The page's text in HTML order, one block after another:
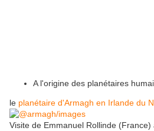
A l'origine des planétaires
le planétaire d'Armagh en Irlande du
Visite de Emmanuel Rollinde